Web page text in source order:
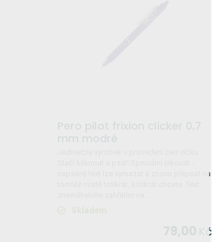
napsaný text lze vymazat a znovu přepsat na
Kč